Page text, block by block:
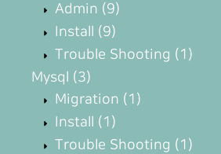
Admin (9)
Install (9)
Trouble Shooting (1)
Mysql (3)
Migration (1)
Install (1)
Trouble Shooting (1)